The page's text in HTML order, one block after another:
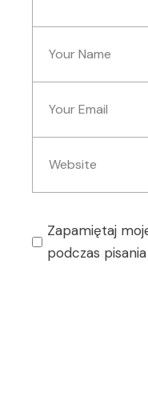
Zapamiętaj
podczas